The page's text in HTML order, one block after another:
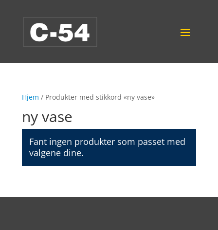
Hjem / Produkter med stikkord «ny vase»
ny vase
Fant ingen produkter som passet med
valgene dine.